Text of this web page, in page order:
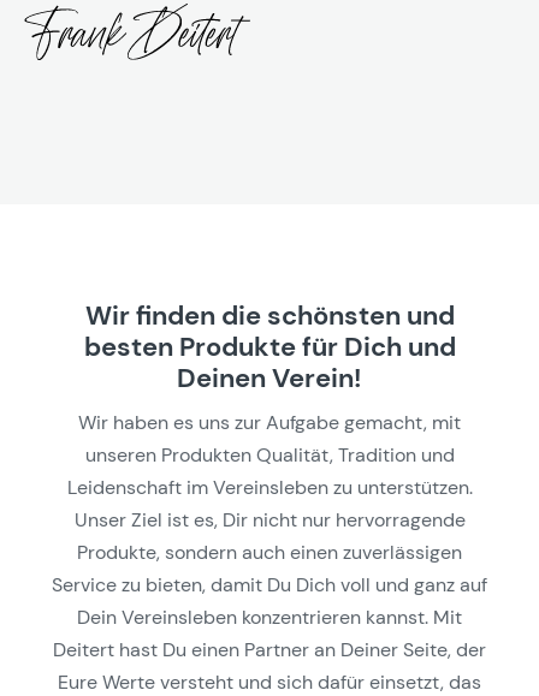
Wir finden die schönsten und
besten Produkte für Dich und
Deinen Verein!
Wir haben es uns zur Aufgabe gemacht, mit
unseren Produkten Qualität, Tradition und
Leidenschaft im Vereinsleben zu unterstützen.
Unser Ziel ist es, Dir nicht nur hervorragende
Produkte, sondern auch einen zuverlässigen
Service zu bieten, damit Du Dich voll und ganz auf
Dein Vereinsleben konzentrieren kannst. Mit
Deitert hast Du einen Partner an Deiner Seite, der
Eure Werte versteht und sich dafür einsetzt, das